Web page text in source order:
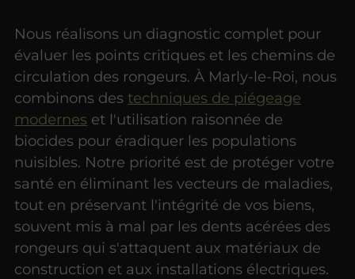
Nous réalisons un diagnostic complet pour
évaluer les points critiques et les chemins de
circulation des rongeurs. À Marly-le-Roi, nous
combinons destechniques de piégeage
modernes et l'utilisation raisonnée de
biocides pour éradiquer les populations
nuisibles. Notre priorité est de protéger votre
santé en éliminant les vecteurs de maladies,
tout en préservant l'intégrité de vos biens,
souvent mis à mal par les dents acérées des
rongeurs qui s'attaquent aux matériaux de
construction et aux installations électriques.